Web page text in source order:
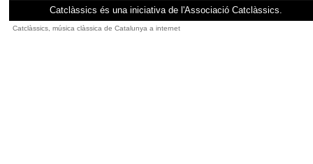
Catclàssics és una iniciativa de l'Associació Catclàssics.
Catclàssics, música clàssica de Catalunya a internet